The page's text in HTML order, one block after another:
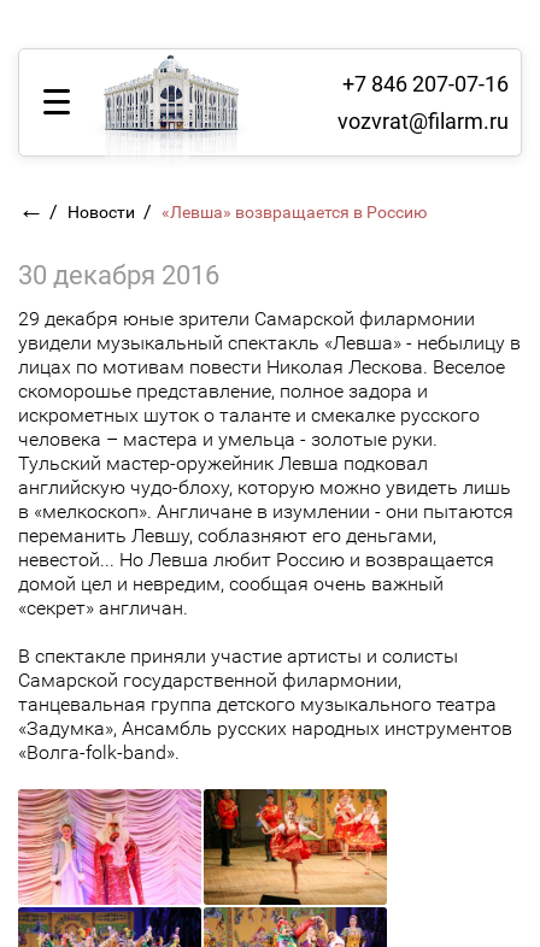
+7 846 207-07-16
vozvrat@filarm.ru
← / Новости / «Левша» возвращается в Россию
30 декабря 2016
29 декабря юные зрители Самарской филармонии
увидели музыкальный спектакль «Левша» - небылицу в
лицах по мотивам повести Николая Лескова. Веселое
скоморошье представление, полное задора и
искрометных шуток о таланте и смекалке русского
человека – мастера и умельца - золотые руки.
Тульский мастер-оружейник Левша подковал
английскую чудо-блоху, которую можно увидеть лишь
в «мелкоскоп». Англичане в изумлении - они пытаются
переманить Левшу, соблазняют его деньгами,
невестой... Но Левша любит Россию и возвращается
домой цел и невредим, сообщая очень важный
«секрет» англичан.
В спектакле приняли участие артисты и солисты
Самарской государственной филармонии,
танцевальная группа детского музыкального театра
«Задумка», Ансамбль русских народных инструментов
«Волга-folk-band».